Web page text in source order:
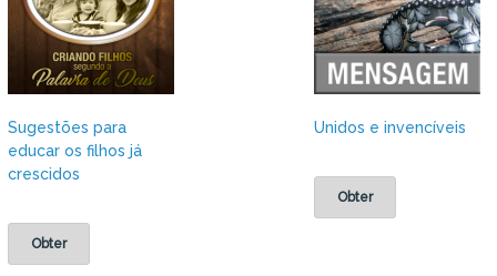
Sugestões para
educar os filhos já
crescidos
Obter
Unidos e invencíveis
Obter